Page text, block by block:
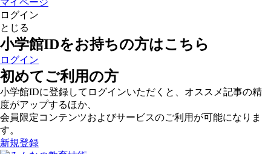
ログイン
とじる
小学館IDをお持ちの方はこちら
ログイン
初めてご利用の方
小学館IDに登録してログインいただくと、オススメ記事の精
度がアップするほか、
会員限定コンテンツおよびサービスのご利用が可能になりま
す。
新規登録